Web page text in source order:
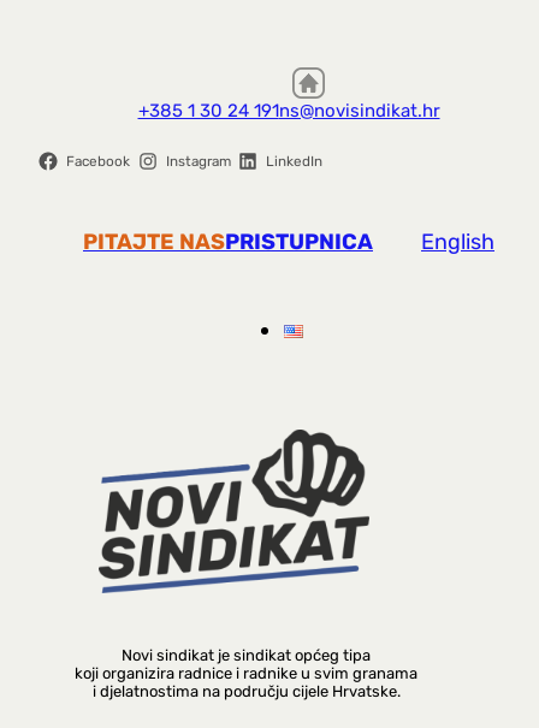
+385 1 30 24 191ns@novisindikat.hr
Facebook Instagram LinkedIn
PITAJTE NASPRISTUPNICA English
Novi sindikat je sindikat općeg tipa
koji organizira radnice i radnike u svim granama
i djelatnostima na području cijele Hrvatske.